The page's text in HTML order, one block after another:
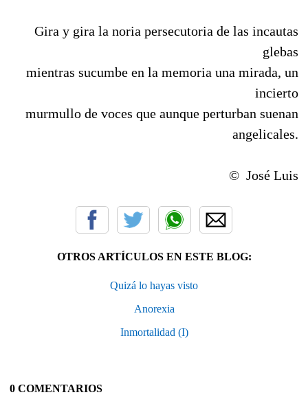
Gira y gira la noria persecutoria de las incautas
glebas
mientras sucumbe en la memoria una mirada, un
incierto
murmullo de voces que aunque perturban suenan
angelicales.
© José Luis
OTROS ARTÍCULOS EN ESTE BLOG:
Quizá lo hayas visto
Anorexia
Inmortalidad (I)
0 COMENTARIOS